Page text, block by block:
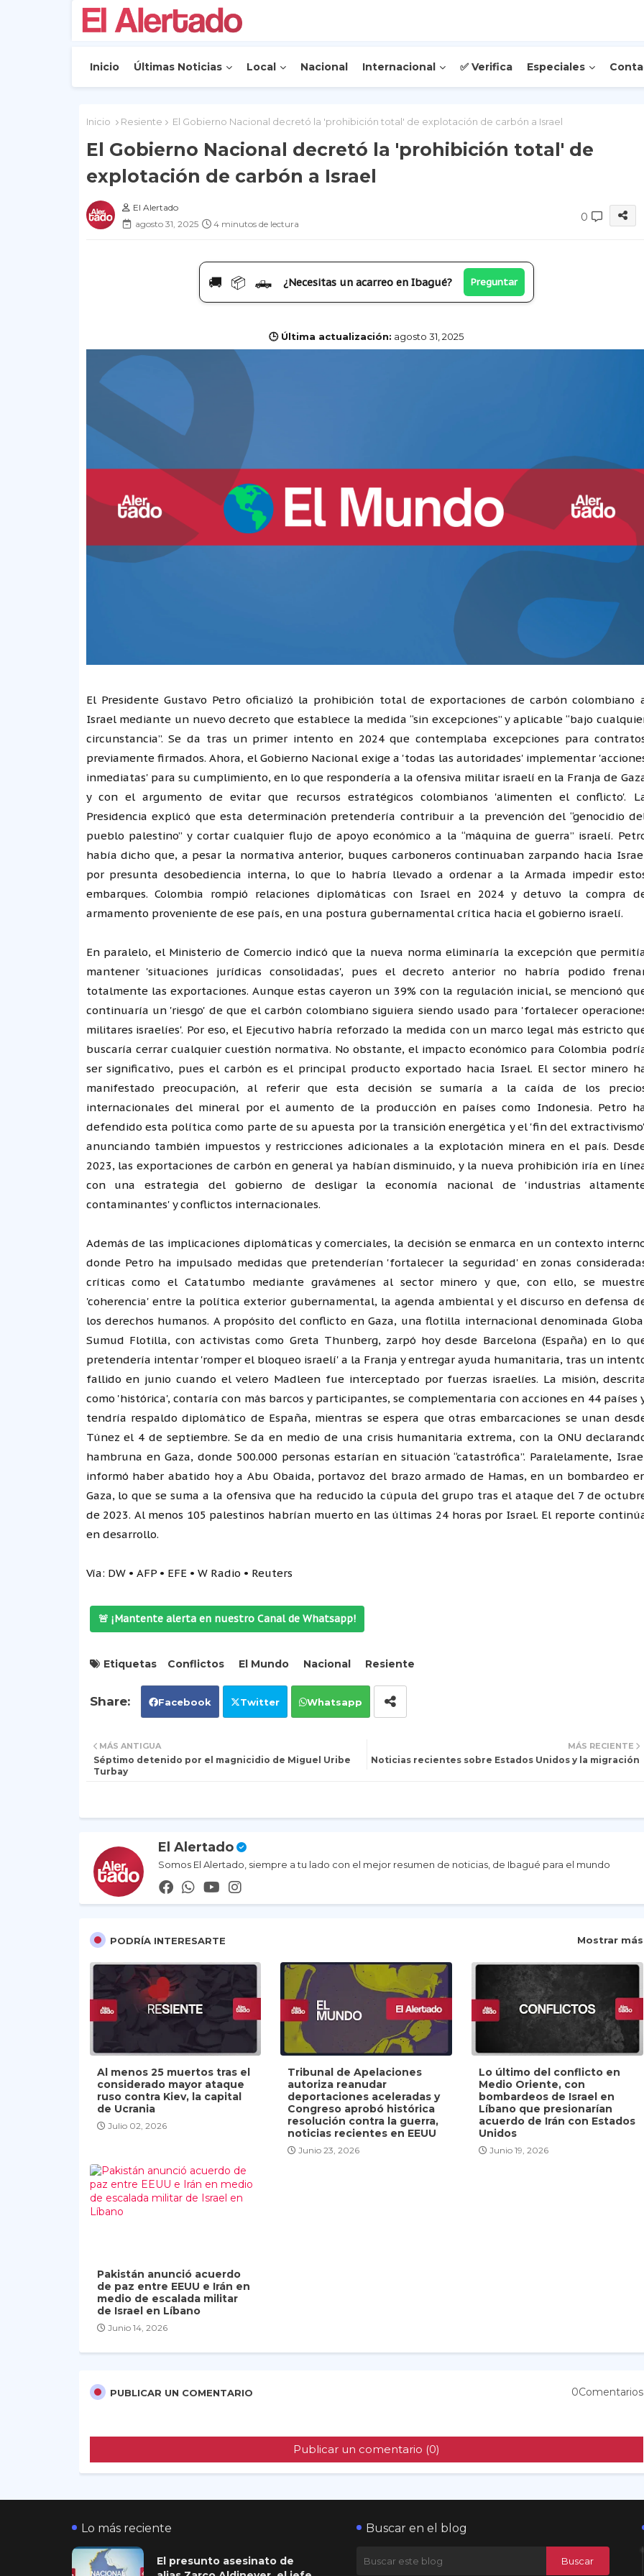
Inicio Últimas Noticias Local Nacional Internacional ✅ Verifica Especiales
Inicio Resiente El Gobierno Nacional decretó la 'prohibición total' de explotación de carbón a Israel
El Gobierno Nacional decretó la 'prohibición total' de
explotación de carbón a Israel
El Alertado
agosto 31, 2025
4 minutos de lectura
0
🚚 📦 🛻 ¿Necesitas un acarreo en Ibagué? Preguntar
🕒 Última actualización: agosto 31, 2025
El Presidente Gustavo Petro oficializó la prohibición total de exportaciones de carbón colombiano
Israel mediante un nuevo decreto que establece la medida “sin excepciones” y aplicable “bajo
circunstancia”. Se da tras un primer intento en 2024 que contemplaba excepciones para
previamente firmados. Ahora, el Gobierno Nacional exige a 'todas las autoridades' implementar
inmediatas' para su cumplimiento, en lo que respondería a la ofensiva militar israelí en la Franja de
y con el argumento de evitar que recursos estratégicos colombianos 'alimenten el conflicto'.
Presidencia explicó que esta determinación pretendería contribuir a la prevención del “genocidio
pueblo palestino” y cortar cualquier flujo de apoyo económico a la “máquina de guerra” israelí.
había dicho que, a pesar la normativa anterior, buques carboneros continuaban zarpando hacia
por presunta desobediencia interna, lo que lo habría llevado a ordenar a la Armada impedir
embarques. Colombia rompió relaciones diplomáticas con Israel en 2024 y detuvo la compra
armamento proveniente de ese país, en una postura gubernamental crítica hacia el gobierno israelí.
En paralelo, el Ministerio de Comercio indicó que la nueva norma eliminaría la excepción que
mantener 'situaciones jurídicas consolidadas', pues el decreto anterior no habría podido
totalmente las exportaciones. Aunque estas cayeron un 39% con la regulación inicial, se mencionó
continuaría un 'riesgo' de que el carbón colombiano siguiera siendo usado para 'fortalecer
militares israelíes'. Por eso, el Ejecutivo habría reforzado la medida con un marco legal más estricto
buscaría cerrar cualquier cuestión normativa. No obstante, el impacto económico para Colombia
ser significativo, pues el carbón es el principal producto exportado hacia Israel. El sector minero
manifestado preocupación, al referir que esta decisión se sumaría a la caída de los
internacionales del mineral por el aumento de la producción en países como Indonesia. Petro
defendido esta política como parte de su apuesta por la transición energética y el 'fin del
anunciando también impuestos y restricciones adicionales a la explotación minera en el país.
2023, las exportaciones de carbón en general ya habían disminuido, y la nueva prohibición iría en
con una estrategia del gobierno de desligar la economía nacional de 'industrias
contaminantes' y conflictos internacionales.
Además de las implicaciones diplomáticas y comerciales, la decisión se enmarca en un contexto
donde Petro ha impulsado medidas que pretenderían 'fortalecer la seguridad' en zonas
críticas como el Catatumbo mediante gravámenes al sector minero y que, con ello, se
'coherencia' entre la política exterior gubernamental, la agenda ambiental y el discurso en defensa
los derechos humanos. A propósito del conflicto en Gaza, una flotilla internacional denominada
Sumud Flotilla, con activistas como Greta Thunberg, zarpó hoy desde Barcelona (España) en lo
pretendería intentar 'romper el bloqueo israelí' a la Franja y entregar ayuda humanitaria, tras un
fallido en junio cuando el velero Madleen fue interceptado por fuerzas israelíes. La misión,
como 'histórica', contaría con más barcos y participantes, se complementaria con acciones en 44 países
tendría respaldo diplomático de España, mientras se espera que otras embarcaciones se unan
Túnez el 4 de septiembre. Se da en medio de una crisis humanitaria extrema, con la ONU
hambruna en Gaza, donde 500.000 personas estarían en situación “catastrófica”. Paralelamente,
informó haber abatido hoy a Abu Obaida, portavoz del brazo armado de Hamas, en un bombardeo
Gaza, lo que se suma a la ofensiva que ha reducido la cúpula del grupo tras el ataque del 7 de
de 2023. Al menos 105 palestinos habrían muerto en las últimas 24 horas por Israel. El reporte
en desarrollo.
Vía: DW • AFP • EFE • W Radio • Reuters
🚨 ¡Mantente alerta en nuestro Canal de Whatsapp!
Etiquetas Conflictos El Mundo Nacional Resiente
Facebook Twitter Whatsapp
MÁS RECIENTE
Noticias recientes sobre Estados Unidos y la migración
MÁS ANTIGUA
Séptimo detenido por el magnicidio de Miguel Uribe
Turbay
El Alertado
Somos El Alertado, siempre a tu lado con el mejor resumen de noticias, de Ibagué para el mundo
PODRÍA INTERESARTE Mostrar más
Al menos 25 muertos tras el
considerado mayor ataque
ruso contra Kiev, la capital
de Ucrania
Julio 02, 2026
Tribunal de Apelaciones
autoriza reanudar
deportaciones aceleradas y
Congreso aprobó histórica
resolución contra la guerra,
noticias recientes en EEUU
Junio 23, 2026
Lo último del conflicto en
Medio Oriente, con
bombardeos de Israel en
Líbano que presionarían
acuerdo de Irán con Estados
Unidos
Junio 19, 2026
Pakistán anunció acuerdo
de paz entre EEUU e Irán en
medio de escalada militar
de Israel en Líbano
Junio 14, 2026
PUBLICAR UN COMENTARIO 0Comentarios
Publicar un comentario (0)
Lo más reciente
El presunto asesinato de
Buscar en el blog